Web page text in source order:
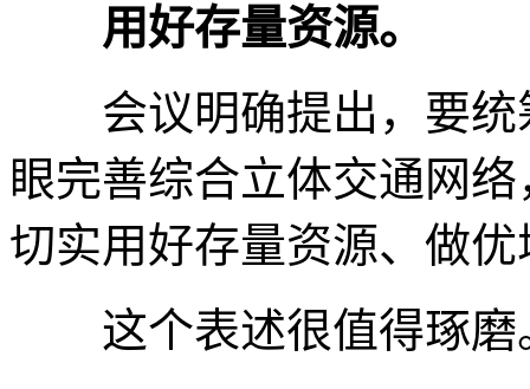
用好存量资源。
会议明确提出，要统
眼完善综合立体交通网
切实用好存量资源、做
这个表述很值得琢磨